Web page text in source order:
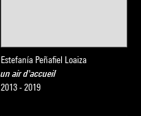
Estefanía Peñafiel Loaiza
un air d'accueil
2013 - 2019